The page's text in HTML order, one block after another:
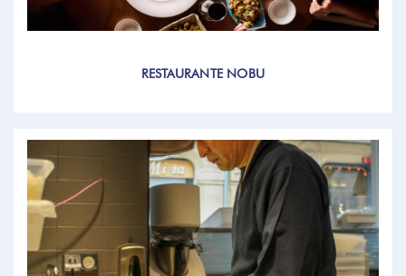
RESTAURANTE NOBU